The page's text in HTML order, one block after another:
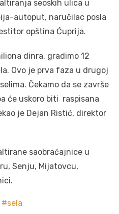
seoskih ulica u
autoput, naručilac posla
opština Ćuprija.
dinra, gradimo 12
Ovo je prva faza u drugoj
Čekamo da se završe
će uskoro biti raspisana
je Dejan Ristić, direktor
saobraćajnice u
Senju, Mijatovcu,
sela